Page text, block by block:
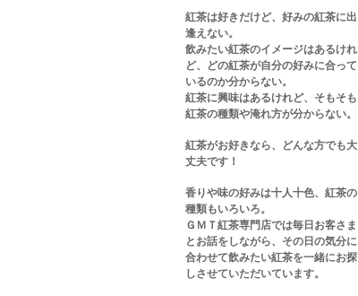
紅茶は好きだけど、好みの紅茶に出
逢えない。
飲みたい紅茶のイメージはあるけれ
ど、どの紅茶が自分の好みに合って
いるのか分からない。
紅茶に興味はあるけれど、そもそも
紅茶の種類や淹れ方が分からない。
紅茶がお好きなら、どんな方でも大
丈夫です！
香りや味の好みは十人十色、紅茶の
種類もいろいろ。
ＧＭＴ紅茶専門店では毎日お客さま
とお話をしながら、その日の気分に
合わせて飲みたい紅茶を一緒にお探
しさせていただいています。